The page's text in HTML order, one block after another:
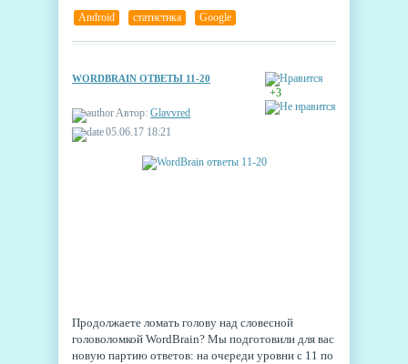
всех активных устройств. Учитывались обе
версии: Nougat 7.0 и Nougat 7.1.
Android статистика Google
+3
WORDBRAIN ОТВЕТЫ 11-20
Автор: Glavvred
05.06.17 18:21
Продолжаете ломать голову над словесной
головоломкой WordBrain? Мы подготовили для вас
новую партию ответов: на очереди уровни с 11 по